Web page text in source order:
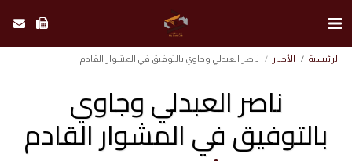
الرئيسية الأخبار ناصر العبدلي وجاوي بالتوفيق في المشوار القادم
ناصر العبدلي وجاوي
بالتوفيق في المشوار القادم